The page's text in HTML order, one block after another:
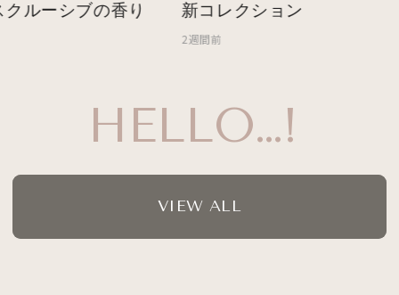
HELLO…!
ルーシブの香り
新コレクション
2週間前
VIEW ALL